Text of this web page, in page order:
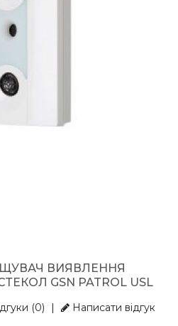
ВИЯВЛЕННЯ
GSN PATROL USL
(0) Написати відгук